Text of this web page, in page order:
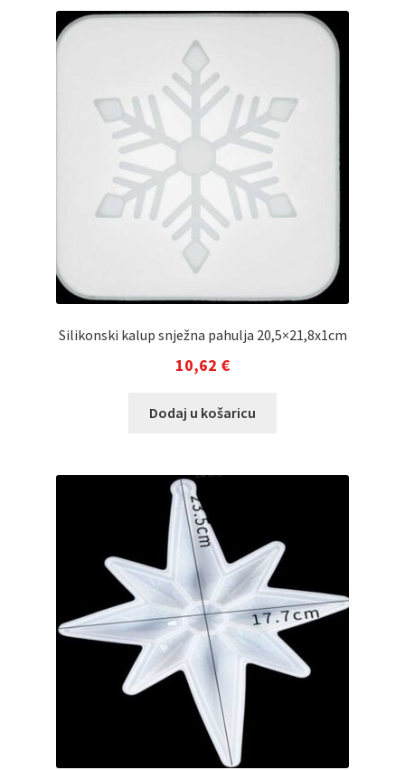
Silikonski kalup snježna pahulja 20,5×21,8x1cm
10,62 €
Dodaj u košaricu